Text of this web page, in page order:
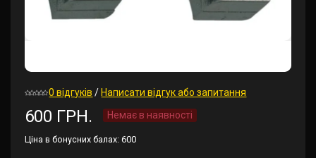
0 відгуків / Написати відгук або запитання
600 ГРН. Немає в наявності
Ціна в бонусних балах: 600